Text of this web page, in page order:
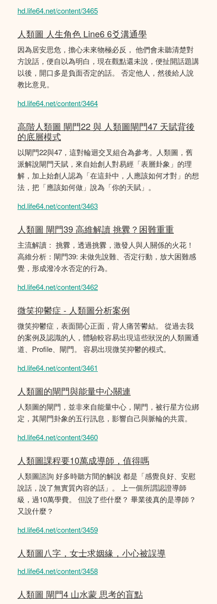
hd.life64.net/content/3465
人類圖 人生角色 Line6 6爻溝通學
因為居安思危，擔心未來物極必反， 他們會未聽清楚對
方說話，便自以為明白，現在觀點還未說，便扯開話題講
以後，開口多是負面否定的話。 否定他人，然後給人說
教比意見。
hd.life64.net/content/3464
高階人類圖 閘門22 與 人類圖閘門47 天賦背後
的底層模式
以閘門22與47，這對輪迴交叉組合為參考。人類圖，舊
派解說閘門天賦，來自始創人對易經「表層卦象」的理
解，加上始創人認為「在這卦中，人應該如何才對」的想
法，把「應該如何做」說為「你的天賦」。
hd.life64.net/content/3463
人類圖 閘門39 高維解讀 挑釁？困難重重
主流解讀： 挑釁，透過挑釁，激發人與人關係的火花！
高維分析：閘門39: 未做先說難、否定行動，放大困難感
覺，形成潑冷水否定的行為。
hd.life64.net/content/3462
微笑抑鬱症 - 人類圖分析案例
微笑抑鬱症，表面開心正面，背人痛苦鬰結。 從過去我
的案例及認識的人，體驗較容易出現這些狀況的人類圖通
道、Profile、閘門。 容易出現微笑抑鬱的模式。
hd.life64.net/content/3461
人類圖的閘門與能量中心關連
人類圖的閘門，並非來自能量中心，閘門，被行星方位綁
定，其閘門卦象的五行訊息，影響自己與脈輪的共震。
hd.life64.net/content/3460
人類圖課程要10萬成導師，值得嗎
人類圖諮詢 好多時聽方間的解說 都是「感覺良好、安慰
說話，說了無實質內容的話」。 上一個所謂認證導師
級，過10萬學費。 但說了些什麼？ 畢業後真的是導師？
又說什麼？
hd.life64.net/content/3459
人類圖八字，女士求姻緣，小心被誤導
hd.life64.net/content/3458
人類圖 閘門4 山水蒙 思考的盲點